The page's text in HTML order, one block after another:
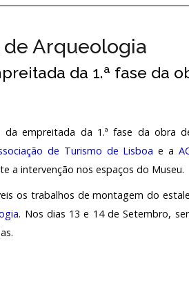
O FUNDADOR
PÚBLICO E VOLUNTARIADO
Arqueologia
da 1.ª fase da
da empreitada da 1.ª fase da obra
de Turismo de Lisboa e a
a intervenção nos espaços do Museu.
os trabalhos de montagem do
. Nos dias 13 e 14 de Setembro,